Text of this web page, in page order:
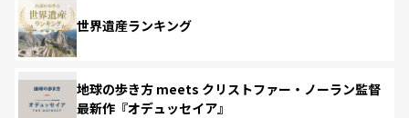
世界遺産ランキング
地球の歩き方 meets クリストファー・ノーラン監督
最新作『オデュッセイア』